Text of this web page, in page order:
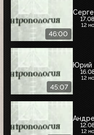
46:00
12
45:07
Юрий
12
12